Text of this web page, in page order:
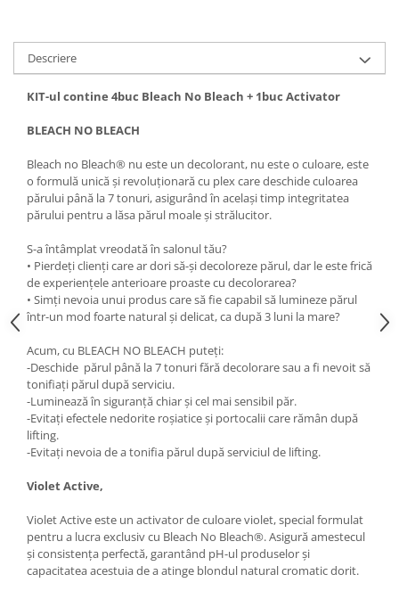
Descriere
KIT-ul contine 4buc Bleach No Bleach + 1buc Activator
BLEACH NO BLEACH
Bleach no Bleach® nu este un decolorant, nu este o culoare, este
o formulă unică și revoluționară cu plex care deschide culoarea
părului până la 7 tonuri, asigurând în același timp integritatea
părului pentru a lăsa părul moale și strălucitor.
S-a întâmplat vreodată în salonul tău?
• Pierdeți clienți care ar dori să-și decoloreze părul, dar le este frică
de experiențele anterioare proaste cu decolorarea?
• Simți nevoia unui produs care să fie capabil să lumineze părul
într-un mod foarte natural și delicat, ca după 3 luni la mare?
Acum, cu BLEACH NO BLEACH puteți:
-Deschide părul până la 7 tonuri fără decolorare sau a fi nevoit să
tonifiați părul după serviciu.
-Luminează în siguranță chiar și cel mai sensibil păr.
-Evitați efectele nedorite roșiatice și portocalii care rămân după
lifting.
-Evitați nevoia de a tonifia părul după serviciul de lifting.
Violet Active,
Violet Active este un activator de culoare violet, special formulat
pentru a lucra exclusiv cu Bleach No Bleach®. Asigură amestecul
și consistența perfectă, garantând pH-ul produselor și
capacitatea acestuia de a atinge blondul natural cromatic dorit.